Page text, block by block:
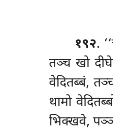
१९२.
तञ्च खो
वेदितब्बं,
थामो
भिक्खवे,